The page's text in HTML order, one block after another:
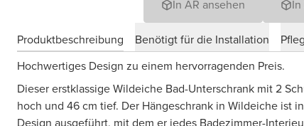
In AR ansehen
Produktbeschreibung Benötigt für die Installation
Hochwertiges Design zu einem hervorragenden Preis.
Dieser erstklassige Wildeiche Bad-Unterschrank mit 2
hoch und 46 cm tief. Der Hängeschrank in Wildeiche ist